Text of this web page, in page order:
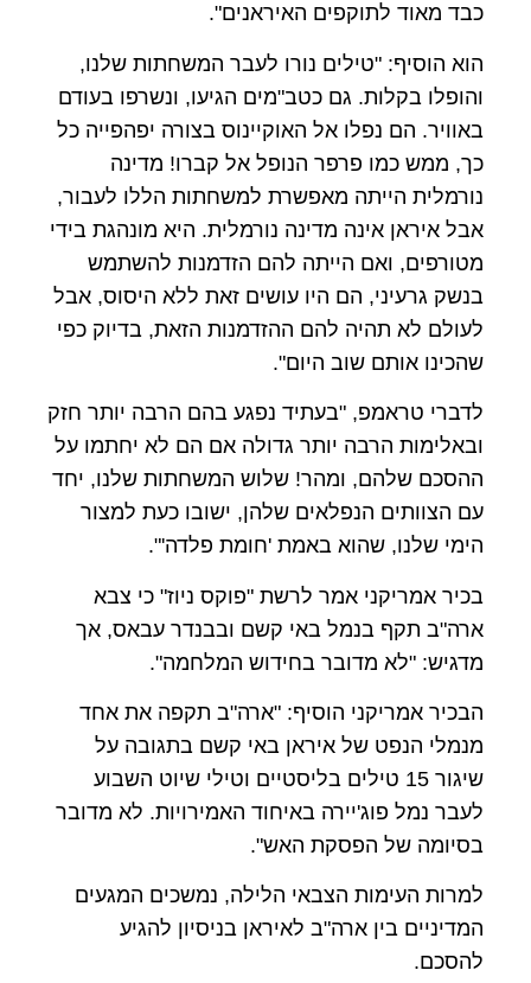
כבד מאוד לתוקפים האיראנים".
הוא הוסיף: "טילים נורו לעבר המשחתות שלנו,
והופלו בקלות. גם כטב"מים הגיעו, ונשרפו בעודם
באוויר. הם נפלו אל האוקיינוס בצורה יפהפייה כל
כך, ממש כמו פרפר הנופל אל קברו! מדינה
נורמלית הייתה מאפשרת למשחתות הללו לעבור,
אבל איראן אינה מדינה נורמלית. היא מונהגת בידי
מטורפים, ואם הייתה להם הזדמנות להשתמש
בנשק גרעיני, הם היו עושים זאת ללא היסוס, אבל
לעולם לא תהיה להם ההזדמנות הזאת, בדיוק כפי
שהכינו אותם שוב היום".
לדברי טראמפ, "בעתיד נפגע בהם הרבה יותר חזק
ובאלימות הרבה יותר גדולה אם הם לא יחתמו על
ההסכם שלהם, ומהר! שלוש המשחתות שלנו, יחד
עם הצוותים הנפלאים שלהן, ישובו כעת למצור
הימי שלנו, שהוא באמת 'חומת פלדה'".
בכיר אמריקני אמר לרשת "פוקס ניוז" כי צבא
ארה"ב תקף בנמל באי קשם ובבנדר עבאס, אך
מדגיש: "לא מדובר בחידוש המלחמה".
הבכיר אמריקני הוסיף: "ארה"ב תקפה את אחד
מנמלי הנפט של איראן באי קשם בתגובה על
שיגור 15 טילים בליסטיים וטילי שיוט השבוע
לעבר נמל פוג'יירה באיחוד האמירויות. לא מדובר
בסיומה של הפסקת האש".
למרות העימות הצבאי הלילה, נמשכים המגעים
המדיניים בין ארה"ב לאיראן בניסיון להגיע
להסכם.